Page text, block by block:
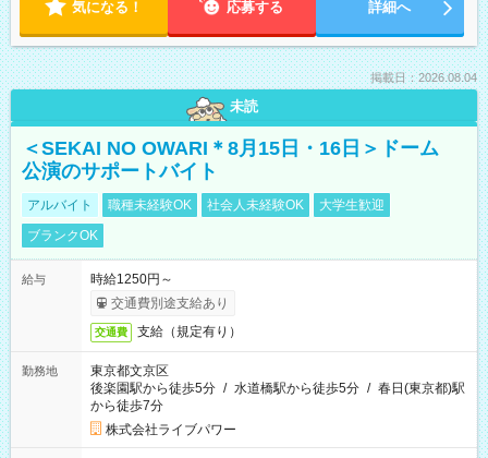
気になる！ 応募する 詳細へ
掲載日：2026.08.04
未読
＜SEKAI NO OWARI＊8月15日・16日＞ドーム
公演のサポートバイト
アルバイト 職種未経験OK 社会人未経験OK
大学生歓迎
ブランクOK
給与
時給1250円～
交通費別途支給あり
交通費 支給（規定有り）
勤務地
東京都文京区
後楽園駅から徒歩5分 / 水道橋駅から徒歩5分 / 春日(東京都)駅
から徒歩7分
株式会社ライブパワー